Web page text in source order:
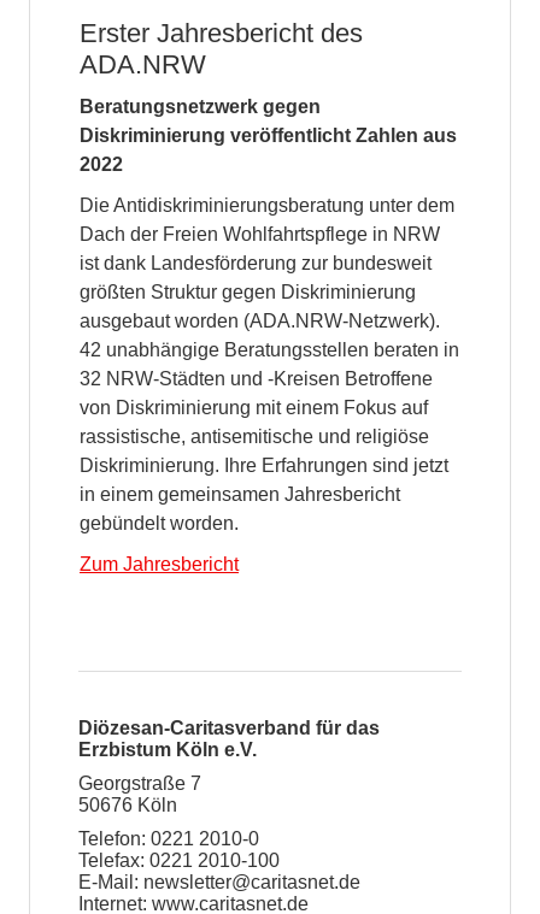
Erster Jahresbericht des
ADA.NRW
Beratungsnetzwerk gegen
Diskriminierung veröffentlicht Zahlen aus
2022
Die Antidiskriminierungsberatung unter dem
Dach der Freien Wohlfahrtspflege in NRW
ist dank Landesförderung zur bundesweit
größten Struktur gegen Diskriminierung
ausgebaut worden (ADA.NRW-Netzwerk).
42 unabhängige Beratungsstellen beraten in
32 NRW-Städten und -Kreisen Betroffene
von Diskriminierung mit einem Fokus auf
rassistische, antisemitische und religiöse
Diskriminierung. Ihre Erfahrungen sind jetzt
in einem gemeinsamen Jahresbericht
gebündelt worden.
Zum Jahresbericht
Diözesan-Caritasverband für das
Erzbistum Köln e.V.
Georgstraße 7
50676 Köln
Telefon: 0221 2010-0
Telefax: 0221 2010-100
E-Mail: newsletter@caritasnet.de
Internet: www.caritasnet.de